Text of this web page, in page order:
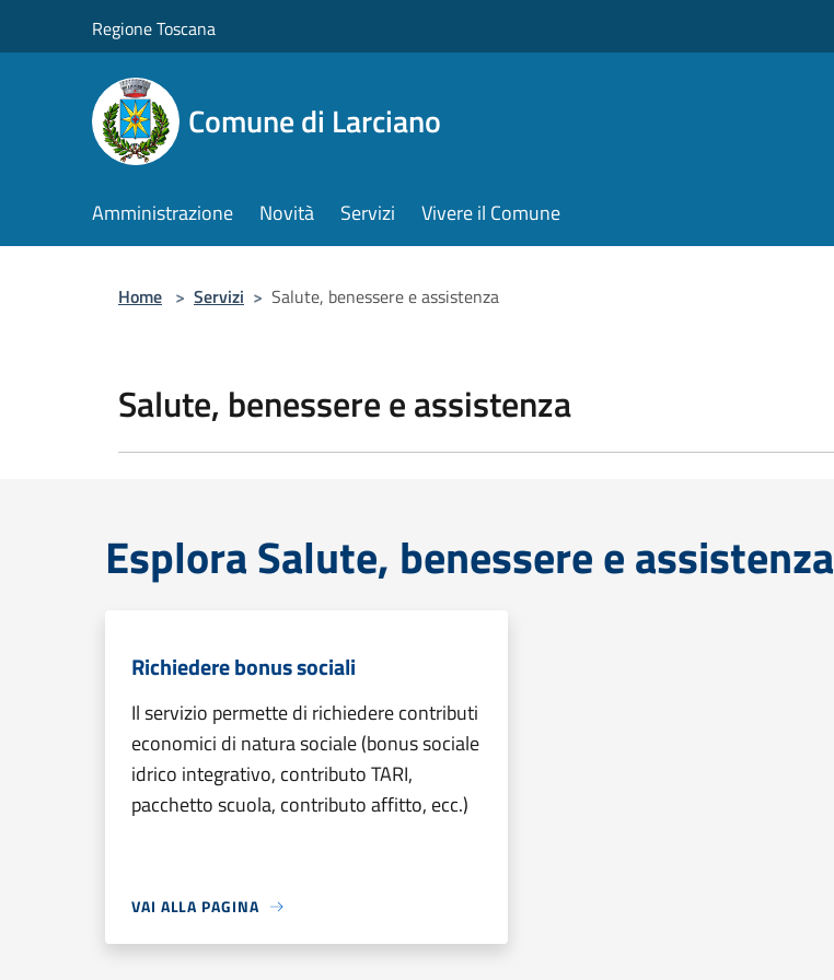
Regione Toscana
Comune di Larciano
Amministrazione Novità Servizi Vivere il Comune
Home > Servizi > Salute, benessere e assistenza
Salute, benessere e assistenza
Esplora Salute, benessere e assistenza
Richiedere bonus sociali
Il servizio permette di richiedere contributi
economici di natura sociale (bonus sociale
idrico integrativo, contributo TARI,
pacchetto scuola, contributo affitto, ecc.)
VAI ALLA PAGINA